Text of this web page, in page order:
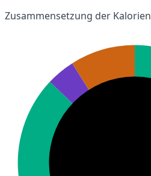
Zusammensetzung der Kalorien